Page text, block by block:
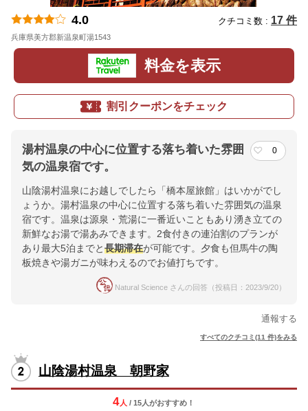
4.0 クチコミ数 : 17 件
兵庫県美方郡新温泉町湯1543
料金を表示
割引クーポンをチェック
湯村温泉の中心に位置する落ち着いた雰囲
気の温泉宿です。
0
山陰湯村温泉にお越しでしたら「橋本屋旅館」はいかがでし
ょうか。湯村温泉の中心に位置する落ち着いた雰囲気の温泉
宿です。温泉は源泉・荒湯に一番近いこともあり湧き立ての
新鮮なお湯で湯あみできます。2食付きの連泊割のプランが
あり最大5泊までと長期滞在が可能です。夕食も但馬牛の陶
板焼きや湯ガニが味わえるのでお値打ちです。
Natural Science さんの回答（投稿日：2023/9/20）
通報する
すべてのクチコミ(11 件)をみる
山陰湯村温泉 朝野家
4人 / 15人がおすすめ！